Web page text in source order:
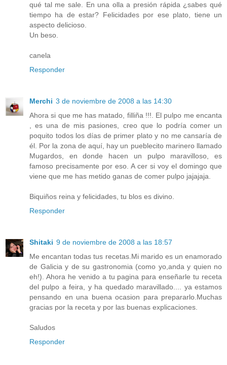
qué tal me sale. En una olla a presión rápida ¿sabes qué
tiempo ha de estar? Felicidades por ese plato, tiene un
aspecto delicioso.
Un beso.
canela
Responder
Merchi 3 de noviembre de 2008 a las 14:30
Ahora si que me has matado, filliña !!!. El pulpo me encanta
, es una de mis pasiones, creo que lo podría comer un
poquito todos los días de primer plato y no me cansaría de
él. Por la zona de aquí, hay un pueblecito marinero llamado
Mugardos, en donde hacen un pulpo maravilloso, es
famoso precisamente por eso. A cer si voy el domingo que
viene que me has metido ganas de comer pulpo jajajaja.
Biquiños reina y felicidades, tu blos es divino.
Responder
Shitaki 9 de noviembre de 2008 a las 18:57
Me encantan todas tus recetas.Mi marido es un enamorado
de Galicia y de su gastronomia (como yo,anda y quien no
eh!). Ahora he venido a tu pagina para enseñarle tu receta
del pulpo a feira, y ha quedado maravillado.... ya estamos
pensando en una buena ocasion para prepararlo.Muchas
gracias por la receta y por las buenas explicaciones.
Saludos
Responder